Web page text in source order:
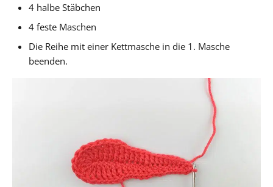
4 halbe Stäbchen
4 feste Maschen
Die Reihe mit einer Kettmasche in die 1. Masche
beenden.